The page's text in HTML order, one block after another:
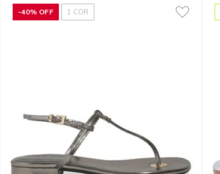
-40% OFF 1 COR